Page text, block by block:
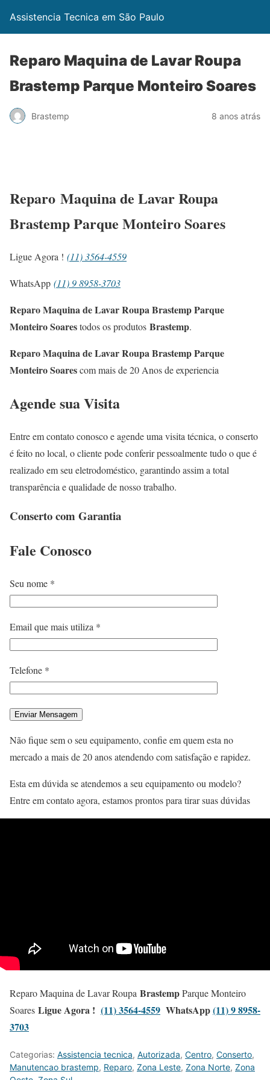
Assistencia Tecnica em São Paulo
Reparo Maquina de Lavar Roupa
Brastemp Parque Monteiro Soares
Brastemp 8 anos atrás
Reparo Maquina de Lavar Roupa
Brastemp Parque Monteiro Soares
Ligue Agora ! (11) 3564-4559
WhatsApp (11) 9 8958-3703
Reparo Maquina de Lavar Roupa Brastemp Parque
Monteiro Soarestodos os produtos Brastemp.
Reparo Maquina de Lavar Roupa Brastemp Parque
Monteiro Soarescom mais de 20 Anos de experiencia
Agende sua Visita
Entre em contato conosco e agende uma visita técnica, o conserto
é feito no local, o cliente pode conferir pessoalmente tudo o que é
realizado em seu eletrodoméstico, garantindo assim a total
transparência e qualidade de nosso trabalho.
Conserto com Garantia
Fale Conosco
Seu nome *
Email que mais utiliza *
Telefone *
Não fique sem o seu equipamento, confie em quem esta no
mercado a mais de 20 anos atendendo com satisfação e rapidez.
Esta em dúvida se atendemos a seu equipamento ou modelo?
Entre em contato agora, estamos prontos para tirar suas dúvidas
Reparo Maquina de Lavar Roupa BrastempParque Monteiro
Soares Ligue Agora ! (11) 3564-4559 WhatsApp(11) 9 8958-
3703
Categorias: Assistencia tecnica, Autorizada, Centro, Conserto,
Manutencao brastemp, Reparo, Zona Leste, Zona Norte, Zona